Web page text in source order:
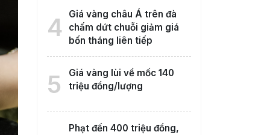
4
Giá vàng châu Á trên đà
chấm dứt chuỗi giảm giá
bốn tháng liên tiếp
5
Giá vàng lùi về mốc 140
triệu đồng/lượng
Phạt đến 400 triệu đồng,